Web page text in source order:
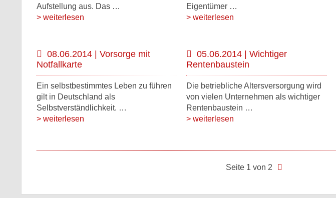
Aufstellung aus. Das …
> weiterlesen
Eigentümer …
> weiterlesen
08.06.2014 | Vorsorge mit
Notfallkarte
Ein selbstbestimmtes Leben zu führen
gilt in Deutschland als
Selbstverständlichkeit. …
> weiterlesen
05.06.2014 | Wichtiger
Rentenbaustein
Die betriebliche Altersversorgung wird
von vielen Unternehmen als wichtiger
Rentenbaustein …
> weiterlesen
Seite 1 von 2